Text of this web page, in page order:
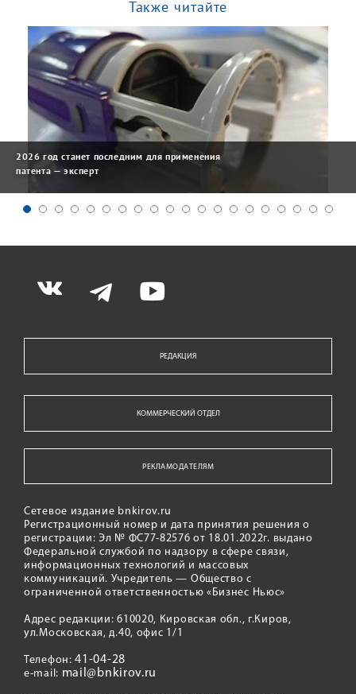
Также читайте
2026 год станет последним для применения
патента — эксперт
РЕДАКЦИЯ
КОММЕРЧЕСКИЙ ОТДЕЛ
РЕКЛАМОДАТЕЛЯМ
Сетевое издание bnkirov.ru
Регистрационный номер и дата принятия решения о
регистрации: Эл № ФС77-82576 от 18.01.2022г. выдано
Федеральной службой по надзору в сфере связи,
информационных технологий и массовых
коммуникаций. Учредитель — Общество с
ограниченной ответственностью «Бизнес Ньюс»
Адрес редакции: 610020, Кировская обл., г.Киров,
ул.Московская, д.40, офис 1/1
Телефон:41-04-28
e-mail: mail@bnkirov.ru